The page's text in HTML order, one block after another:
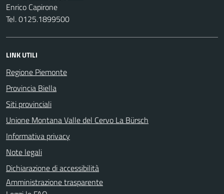
Enrico Capirone
Tel. 0125.1899500
LINK UTILI
Regione Piemonte
Provincia Biella
Siti provinciali
Unione Montana Valle del Cervo La Bürsch
Informativa privacy
Note legali
Dichiarazione di accessibilità
Amministrazione trasparente